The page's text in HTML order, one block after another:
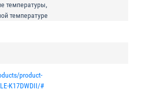
температуры,
температуре
product-
K17DWDII/#